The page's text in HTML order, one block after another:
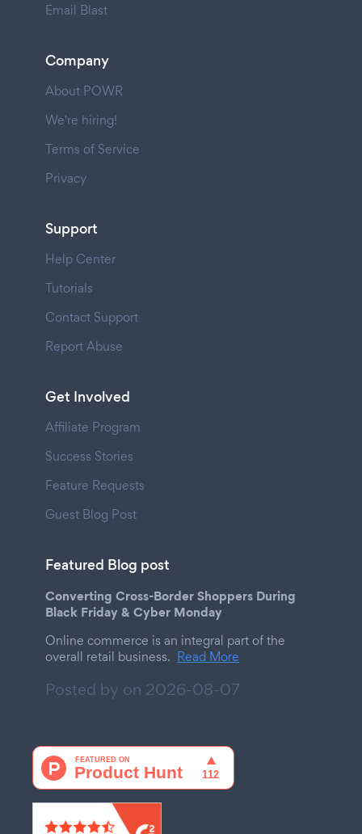
Email Blast
Company
About POWR
We're hiring!
Terms of Service
Privacy
Support
Help Center
Tutorials
Contact Support
Report Abuse
Get Involved
Affiliate Program
Success Stories
Feature Requests
Guest Blog Post
Featured Blog post
Converting Cross-Border Shoppers During
Black Friday & Cyber Monday
Online commerce is an integral part of the
overall retail business. Read More
Posted by on 2026-08-07